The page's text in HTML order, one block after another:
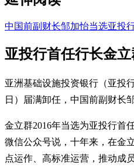
中国前副财长邹加怡当选亚投
亚投行首任行长金
亚洲基础设施投资银行（亚投
日）届满卸任，中国前副财长
金立群2016年当选为亚投行首
微信公众号说，十年来，在金
点运作、高标准运营，推动成